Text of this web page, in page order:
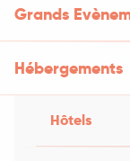
Grands
Hébergements
Hôtels
!